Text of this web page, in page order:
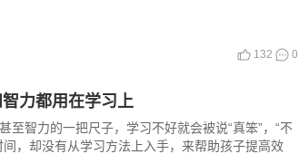
132 0
力都用在学习上
智力的一把尺子，学习不好就会被说“真笨”，“不
，却没有从学习方法上入手，来帮助孩子提高效